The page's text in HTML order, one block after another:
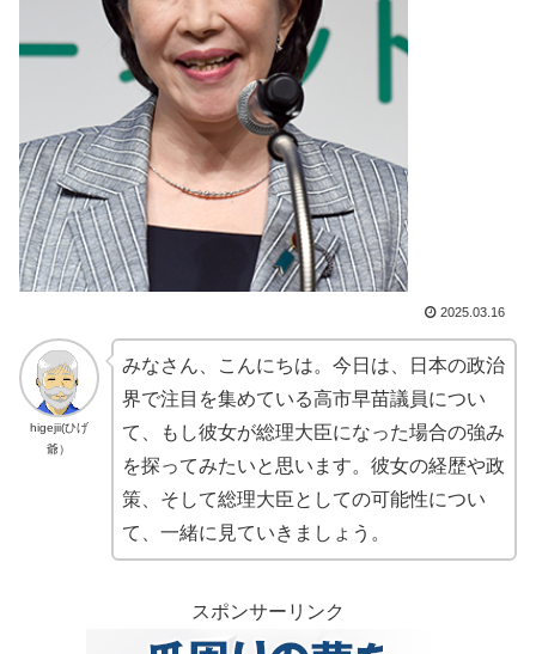
2025.03.16
higejii(ひげ
爺）
みなさん、こんにちは。今日は、日本の政治
界で注目を集めている高市早苗議員につい
て、もし彼女が総理大臣になった場合の強み
を探ってみたいと思います。彼女の経歴や政
策、そして総理大臣としての可能性につい
て、一緒に見ていきましょう。
スポンサーリンク